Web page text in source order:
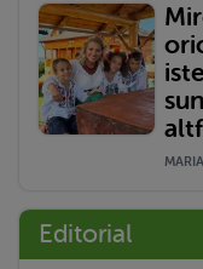
Editorial